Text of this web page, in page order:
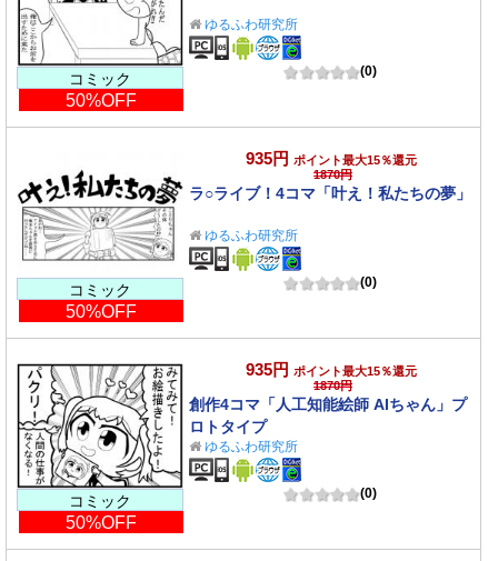
コミック
50%OFF
ゆるふわ研究所
(0)
コミック
50%OFF
935円 ポイント最大15％還元
1870円
ラ○ライブ！4コマ「叶え！私たちの夢」
ゆるふわ研究所
(0)
コミック
50%OFF
935円 ポイント最大15％還元
1870円
創作4コマ「人工知能絵師 AIちゃん」プ
ロトタイプ
ゆるふわ研究所
(0)